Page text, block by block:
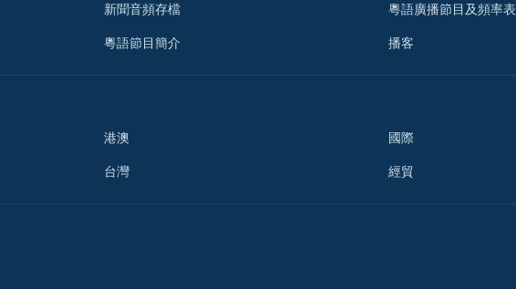
新聞音頻存檔
粵語節目簡介
粵語廣播節目及頻率表
播客
港澳
台灣
國際
經貿